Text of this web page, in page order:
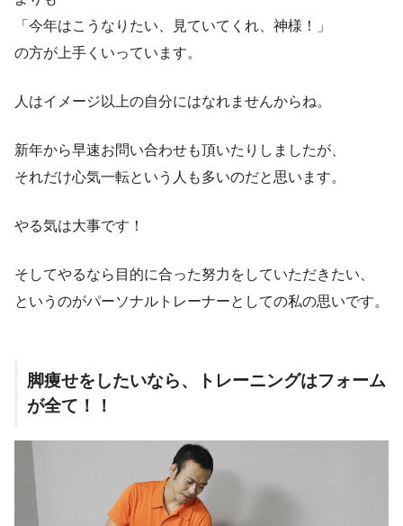
「今年はこうなりたい、見ていてくれ、神様！」
の方が上手くいっています。
人はイメージ以上の自分にはなれませんからね。
新年から早速お問い合わせも頂いたりしましたが、
それだけ心気一転という人も多いのだと思います。
やる気は大事です！
そしてやるなら目的に合った努力をしていただきたい、
というのがパーソナルトレーナーとしての私の思いです。
脚痩せをしたいなら、トレーニングはフォーム
が全て！！